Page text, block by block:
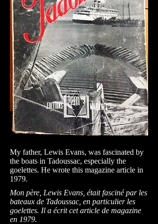
My father, Lewis Evans, was fascinated by
the boats in Tadoussac, especially the
goelettes. He wrote this magazine article in
1979.
Mon père, Lewis Evans, était fasciné par les
bateaux de Tadoussac, en particulier les
goelettes. Il a écrit cet article de magazine
en 1979.